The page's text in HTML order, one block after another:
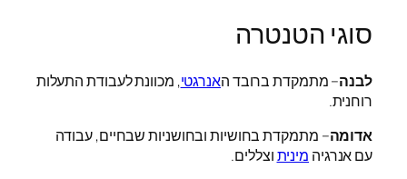
סוגי הטנטרה
לבנה– מתמקדת ברובד האנרגטי, מכוונת לעבודת התעלות
רוחנית.
אדומה– מתמקדת בחושיות ובחושניות שבחיים, עבודה
עם אנרגיה מיניתוצללים.